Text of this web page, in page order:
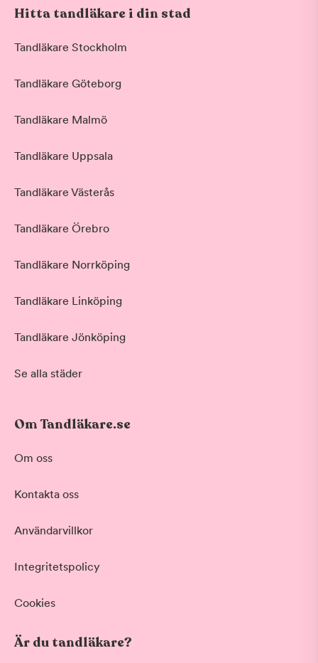
Hitta tandläkare i din stad
Tandläkare Stockholm
Tandläkare Göteborg
Tandläkare Malmö
Tandläkare Uppsala
Tandläkare Västerås
Tandläkare Örebro
Tandläkare Norrköping
Tandläkare Linköping
Tandläkare Jönköping
Se alla städer
Om Tandläkare.se
Om oss
Kontakta oss
Användarvillkor
Integritetspolicy
Cookies
Är du tandläkare?